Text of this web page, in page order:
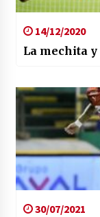
14/12/2020
La mechita
30/07/2021